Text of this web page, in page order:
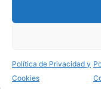
Política de Privacidad y
Cookies